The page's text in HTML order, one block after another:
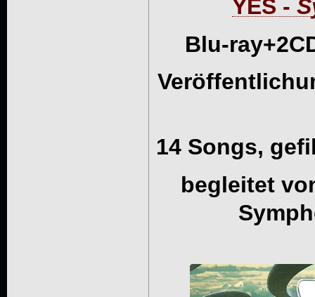
YES -
Blu-
14 Songs,
begleitet